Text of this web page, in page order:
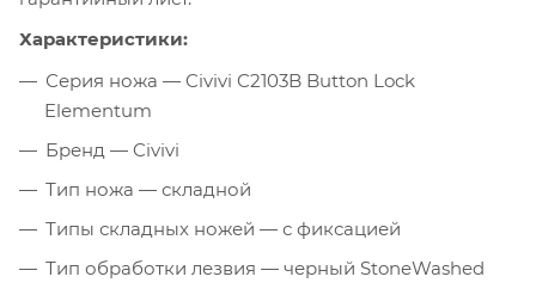
Характеристики:
Серия ножа — Civivi C2103B Button Lock
Elementum
Бренд — Civivi
Тип ножа — складной
Типы складных ножей — с фиксацией
Тип обработки лезвия — черный StoneWashed